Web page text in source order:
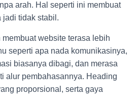
arah. Hal seperti ini membuat
jadi tidak stabil.
website terasa lebih
seperti apa nada komunikasinya,
biasanya dibagi, dan merasa
alur pembahasannya. Heading
proporsional, serta gaya